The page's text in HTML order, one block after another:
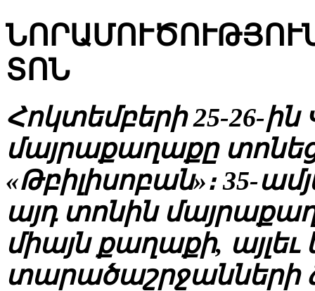
ՏՈՆ
Հոկտեմբերի 25-26-
մայրաքաղաքը
«Թբիլիսոբան»։ 35-
այդ տոնին
միայն քաղաքի, այլեւ
տարածաշրջանների